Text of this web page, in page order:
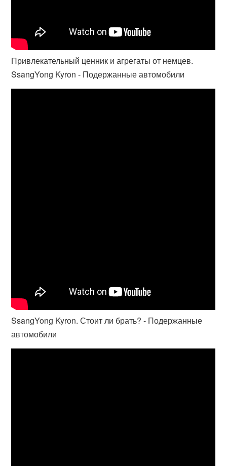
Привлекательный ценник и агрегаты от немцев.
SsangYong Kyron - Подержанные автомобили
SsangYong Kyron. Стоит ли брать? - Подержанные
автомобили